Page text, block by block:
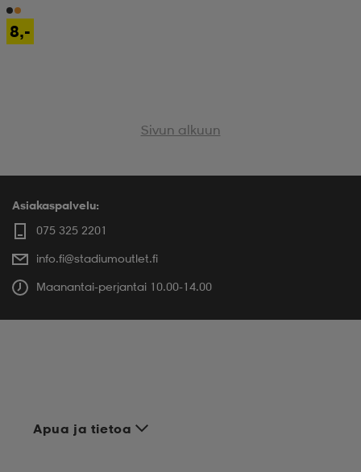
8,-
Sivun alkuun
Asiakaspalvelu:
075 325 2201
info.fi@stadiumoutlet.fi
Maanantai-perjantai 10.00-14.00
Apua ja tietoa